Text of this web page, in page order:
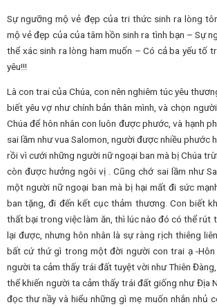
Sự ngưỡng mộ vẻ đẹp của tri thức sinh ra lòng
mộ vẻ đẹp của của tâm hồn sinh ra tình bạn – Sự
thể xác sinh ra lòng ham muốn – Có cả ba yếu tố
yêu!!!
Là con trai của Chúa, con nên nghiêm túc yêu
biết yêu vợ như chính bản thân mình, và chọn
Chúa để hôn nhân con luôn được phước, và hạnh
sai lầm như vua Salomon, người được nhiều phước
rồi vì cưới những người nữ ngoại ban mà bị Chúa
còn được hưởng ngôi vị . Cũng chớ sai lầm như
một người nữ ngoại ban mà bị hại mất đi sức
ban tặng, đi đến kết cục thảm thương. Con biết
thất bại trong việc làm ăn, thì lúc nào đó có thể rút
lại được, nhưng hôn nhân là sự ràng rịch thiêng
bất cứ thứ gì trong một đời người con trai ạ -Hôn
người ta cảm thấy trái đất tuyệt vời như Thiên
thể khiến người ta cảm thấy trái đất giống như Địa
đọc thư nầy và hiểu những gì mẹ muốn nhắn nhủ